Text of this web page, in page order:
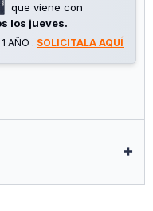
que viene con
los jueves.
AÑO . SOLICITALA AQUÍ